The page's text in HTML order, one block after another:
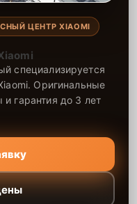
ЦЕНТР XIAOMI
специализируется
Оригинальные
гарантия до 3 лет